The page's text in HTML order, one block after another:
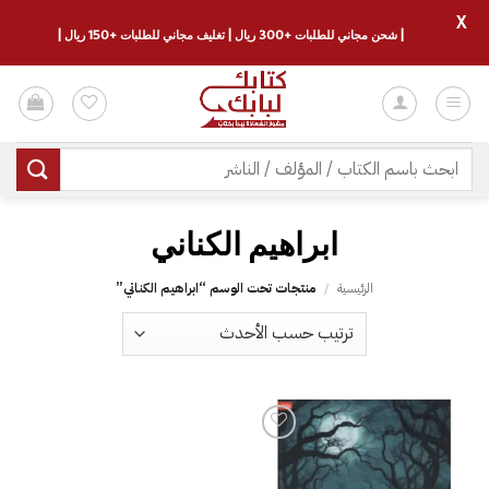
للمحتوى
البحث
عن:
الرئيسية / منتجات تحت الوسم “‎ابراهيم الكناني‎”
إضافة
إلى
قائمة
| شحن مجاني للطلبات +300 ريال | تغليف مجاني للطلبات +150 ريال |
X